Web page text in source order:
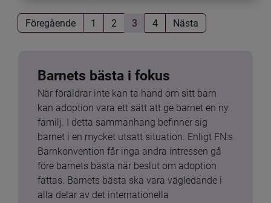
Föregående 1 2 3 4 Nästa
Barnets bästa i fokus
När föräldrar inte kan ta hand om sitt barn
kan adoption vara ett sätt att ge barnet en ny
familj. I detta sammanhang befinner sig
barnet i en mycket utsatt situation. Enligt FN:s
Barnkonvention får inga andra intressen gå
före barnets bästa när beslut om adoption
fattas. Barnets bästa ska vara vägledande i
alla delar av det internationella